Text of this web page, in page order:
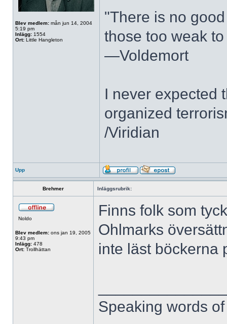
Blev medlem: mån jun 14, 2004
5:19 pm
Inlägg: 1554
Ort: Little Hangleton
"There is no
those too weak
—Voldemort
I never expected
organized
/Viridian
Upp
Brehmer Inläggsrubrik:
Noldo
Blev medlem: ons jan 19, 2005
9:43 pm
Inlägg: 478
Ort: Trollhättan
Finns folk som
Ohlmarks
inte läst böckerna
Speaking words